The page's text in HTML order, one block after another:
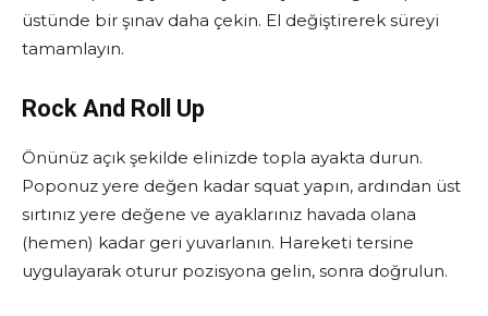
üstünde bir şınav daha çekin. El değiştirerek süreyi
tamamlayın.
Rock And Roll Up
Önünüz açık şekilde elinizde topla ayakta durun.
Poponuz yere değen kadar squat yapın, ardından üst
sırtınız yere değene ve ayaklarınız havada olana
(hemen) kadar geri yuvarlanın. Hareketi tersine
uygulayarak oturur pozisyona gelin, sonra doğrulun.